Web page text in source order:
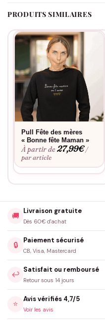
PRODUITS SIMILAIRES
Pull Fête des mères
« Bonne fête Maman »
À partir de27,99€ /
par article
🚚
Livraison gratuite
Dès 60€ d'achat
🔒
Paiement sécurisé
CB, Visa, Mastercard
↩️
Satisfait ou remboursé
Retour sous 14 jours
⭐
Avis vérifiés 4,7/5
Voir les avis